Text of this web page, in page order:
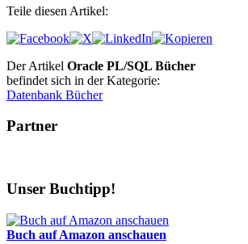
Teile diesen Artikel:
Der Artikel Oracle PL/SQL Bücher
befindet sich in der Kategorie:
Datenbank Bücher
Partner
Unser Buchtipp!
Buch auf Amazon anschauen